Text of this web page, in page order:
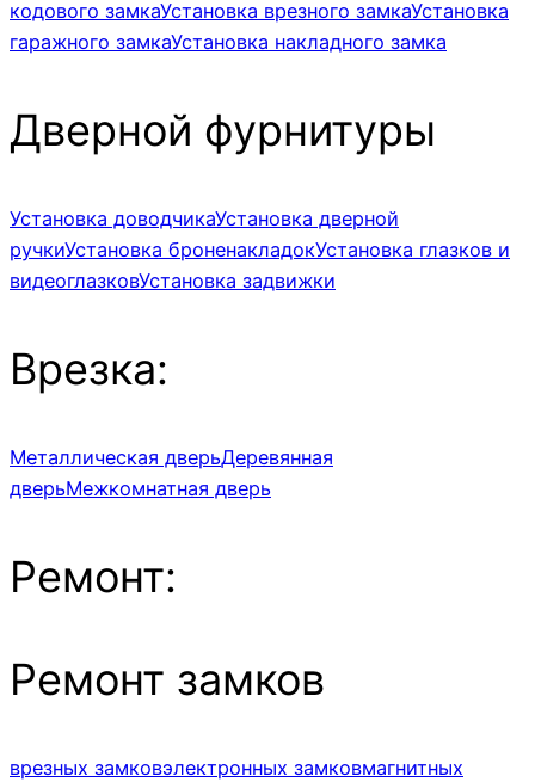
кодового замкаУстановка врезного замкаУстановка
гаражного замкаУстановка накладного замка
Дверной фурнитуры
Установка доводчикаУстановка дверной
ручкиУстановка броненакладокУстановка глазков и
видеоглазковУстановка задвижки
Врезка:
Металлическая дверьДеревянная
дверьМежкомнатная дверь
Ремонт:
Ремонт замков
врезных замковэлектронных замковмагнитных